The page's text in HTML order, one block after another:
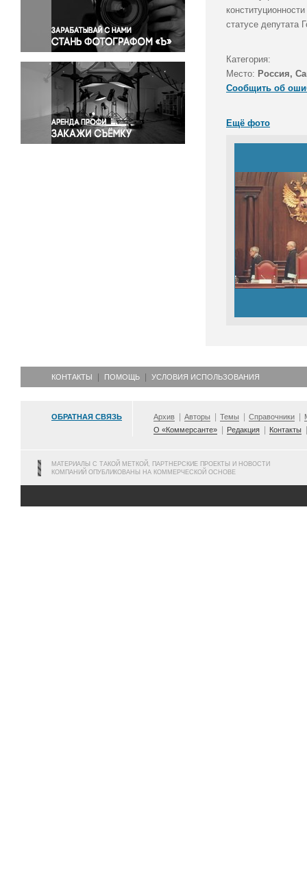
Правосудие
Происшествия и конфликты
Религия
Светская жизнь
Спорт
Экология
Экономика и бизнес
статусе депутата
Категория:
Место: Россия,
Сообщить об
Ещё фото
КОНТАКТЫ ПОМОЩЬ УСЛОВИЯ ИСПОЛЬЗОВАНИЯ
ОБРАТНАЯ СВЯЗЬ Архив Авторы Темы Справочники
О «Коммерсанте»
Редакция Контакты
МАТЕРИАЛЫ С ТАКОЙ МЕТКОЙ, ПАРТНЕРСКИЕ ПРОЕКТЫ И НОВОСТИ
КОМПАНИЙ ОПУБЛИКОВАНЫ НА КОММЕРЧЕСКОЙ ОСНОВЕ